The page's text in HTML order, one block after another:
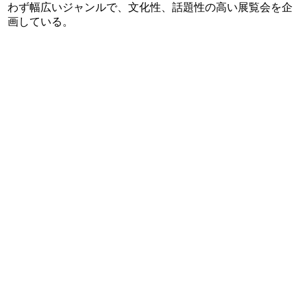
わず幅広いジャンルで、文化性、話題性の高い展覧会を企
画している。